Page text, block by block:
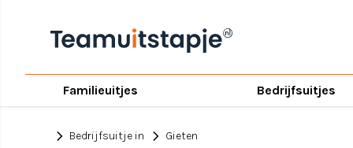
Familieuitjes Bedrijfsuitjes
chevron_right Bedrijfsuitje in chevron_right Gieten